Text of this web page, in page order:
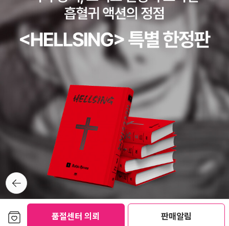
품절센터 의뢰 판매알림
서 돈 받아 가서 보는 것이라는 이야기도 나온 것 같은데, 방문기간이
길다고 좋은 건 아니지만, .. 책 쓰려고 잠깐 다녀왔나? .. 신뢰가 가지
않는다. 이 부분에 대한 정확한 팩트를 아시는 분 알려주면, 덧붙이겠
습니다.무튼, 엄청 실망하고, 가뜩이나 읽을 책, 구매할 책 많은데, 고
민없이 보관함에서 빼버렸다.제프리 디버 <블루 노웨어> 테크노 스
릴러. 라는 이름을 달고 나온 제프리 디버의 책이다. 일단 랜덤하우스
에서 서스펜스 작가들의 책을 꾸준히 좋은 퀄러티로 소개해주는 것은
좋은 일이다. 해커가 나오는 스릴러라 킬링타임용으로 좋겠다, 싶어
서 관심 갔는데, 2001년에 나온 책이란게 좀 걸린다. 다른 서스펜스
와 달리, 소위 '테크노 스릴러'로 온라인, 인터넷, 해커 뭐 이런 이야기
가 소재라면,해가 다르게 급속하게 바뀌고 있는데, 2001년 작품이 지
금 읽어도 재미날까? 그게 아무리 y2k의 시점이라고 하더라도 말이
다.테크놀로지가 주소재로 쓰이지만, 그닥 인상적이지는 않았음에도
불구하고, 전체적으로 '아, 요즘 나온 책'이라는 느낌이 팍팍드는 시류
를 담고 있는 이야기 마이클 코넬리 <허수아비> 정말 빨리 번역되어
에 눈에 띄게 책소개가 되어있는 것이다. 20대들에게 권장하는 책인
데, 어느 새 그 두 배를 살아온 내게도 기출문제집을 들여다보고 싶은
생각이 들었다. ㅋㅋ멋진 열두 살 신시아 라일런트 지음 / 문학과지성
사 / 2010년 4월지난 번에 신청한 신간알리미 - 정말 편리하다. 좋아
하는 작가들의 신간을 바로 알 수 있다는 멋진 기능. 방금 따끈한 소식
을 하나 더 받았다. 바로 신시아 라일런트의 신간 [멋진 열두 살]이다.
이번 기회에 아직 읽어보지 못한 신시아 라일런트의 책을 모두 다 읽
어보고 싶은데...샘터출판사 책 중 아직 읽지 못한 책들도 상반기가 지
나가기 전에 다 읽고 싶다. 마음에 여유와 감동을 주는 멋진 이야기들
을...
010)* CollectionsLesson of Her Death / Speaking in Tong
ues (omnibus) (2000) Praying for Sleep / Maiden's Grave
(omnibus) (2001) Praying for Sleep / the Bone Collector (o
mnibus) (2003) Twisted: Collected Stories of Jeffery Deav
er Vol. I (2003) Nocturne: And Other Unabridged Twisted S
tories (2004) * Non fictionComplete Law School Compani
on (1984)* Short storiesWrong Time, Wrong Place (1998)
* 단편이 수록된 책들Crimes Of The Heart - Edited By Caroly
n G. Hart- TogetherLaw and Order - Edited by Cynthia Ma
nson- InterrogationThe Best American Mystery Stories 19
97 - Edited by Otto Penzler and Robert B. Parker- The We
ekender 주말 여행객 The Best Of The Best - (Crimes and Mi
sdemeanors) Edited By Elaine Koster and Joseph Pittman-
Wrong Time, Wrong PlaceThe Year's 25 Finest Crime and
Mystery Stories - Edited by Ed Gorman and Martin H. Gree
nberg (1998)- The Kneeling SoldierBlue Lightning - Edited
뒤로가
기